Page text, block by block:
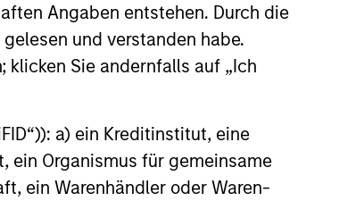
Angaben entstehen. Durch die
und verstanden habe.
klicken Sie andernfalls auf „Ich
a) ein Kreditinstitut, eine
ein Organismus für gemeinsame
ein Warenhändler oder Waren-